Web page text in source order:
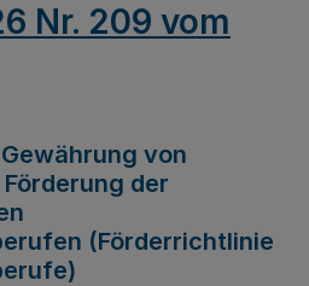
Nr. 209 vom
von
der
(Förderrichtlinie